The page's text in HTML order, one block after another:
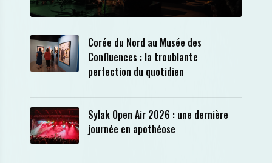
Corée du Nord au Musée des
Confluences : la troublante
perfection du quotidien
Sylak Open Air 2026 : une dernière
journée en apothéose